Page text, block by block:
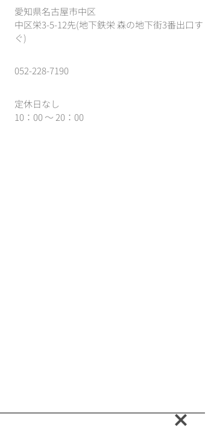
愛知県名古屋市中区
中区栄3-5-12先(地下鉄栄 森の地下街3番出口す
ぐ)
052-228-7190
定休日なし
10：00 ～ 20：00